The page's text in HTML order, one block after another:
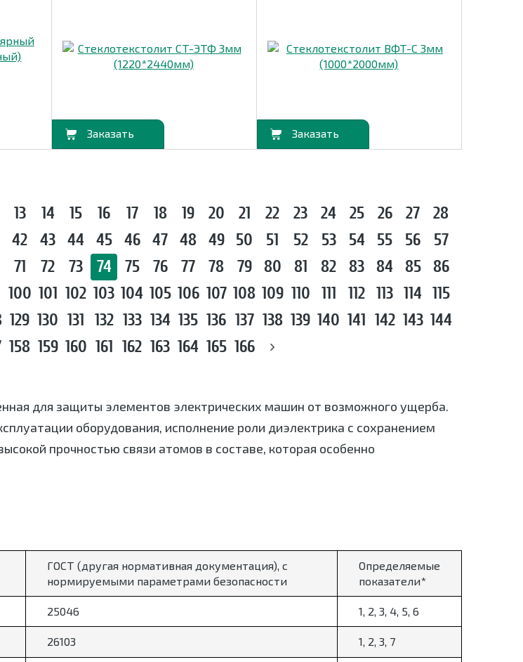
В корзину В корзину
13 14 15 16 17 18 19 20 21 22 23 24 25 26 27
28
42 43 44 45 46 47 48 49 50 51 52 53 54 55 56
57
71 72 73 74 75 76 77 78 79 80 81 82 83 84 85
86
100 101 102 103 104 105 106 107 108 109 110 111 112 113 114 115
129 130 131 132 133 134 135 136 137 138 139 140 141 142 143 144
158 159 160 161 162 163 164 165 166
для защиты элементов электрических машин от возможного ущерба.
оборудования, исполнение роли диэлектрика с сохранением
прочностью связи атомов в составе, которая особенно
ГОСТ (другая нормативная документация), с
нормируемыми параметрами безопасности
Определяемые
показатели*
25046 1, 2, 3, 4, 5, 6
26103 1, 2, 3, 7